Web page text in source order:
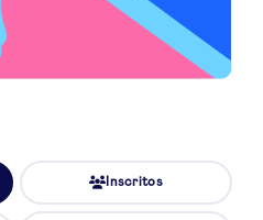
Inscritos